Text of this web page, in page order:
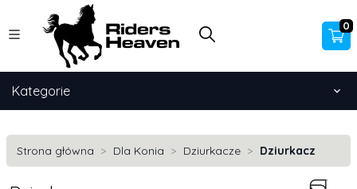
0
Kategorie
Strona główna Dla Konia Dziurkacze Dziurkacz